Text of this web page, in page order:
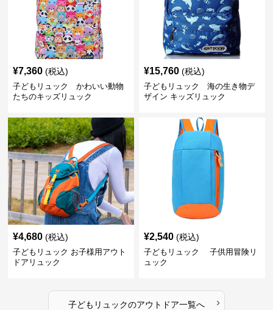
¥7,360 (税込)
子どもリュック かわいい動物
たちのキッズリュック
¥15,760 (税込)
子どもリュック 海の生き物デ
ザイン キッズリュック
¥4,680 (税込)
子どもリュック お子様用アウト
ドアリュック
¥2,540 (税込)
子どもリュック 子供用冒険リ
ュック
子どもリュックのアウトドア一覧へ ›